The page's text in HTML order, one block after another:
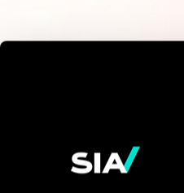
Pour en
plus